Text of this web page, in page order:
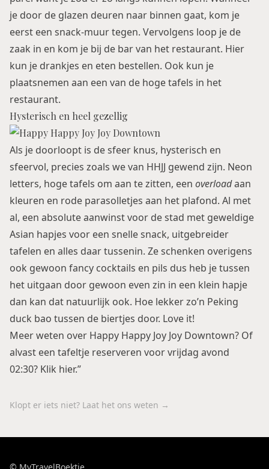
je door de glazen deuren naar binnen gaat, kom je
eerst een snack-muur tegen. Vervolgens loop je de
zaak in en kom je bij de bar van het restaurant. Hier
kun je drankjes en eten bestellen. Ook kun je
plaatsnemen aan een van de hoge tafels in het
restaurant.
Hysterisch en heel gezellig
Als je doorloopt is de sfeer knus, hysterisch en
sfeervol, precies zoals we van HHJJ gewend zijn. Neon
letters, hoge tafels om aan te zitten, een overloadaan
kleuren en rode parasolletjes aan het plafond. Al met
al, een absolute aanwinst voor de stad met geweldige
Asian hapjes voor een snelle snack, uitgebreider
tafelen en alles daar tussenin. Ze schenken overigens
ook gewoon fancy cocktails en pils dus heb je tussen
het uitgaan door gewoon even zin in een klein hapje
dan kan dat natuurlijk ook. Hoe lekker zo’n Peking
duck bao tussen de biertjes door. Love it!
Meer weten over Happy Happy Joy Joy Downtown? Of
alvast een tafeltje reserveren voor vrijdag avond
02:30? Klik hier.”
Klopt er iets niet? Laat het ons weten →